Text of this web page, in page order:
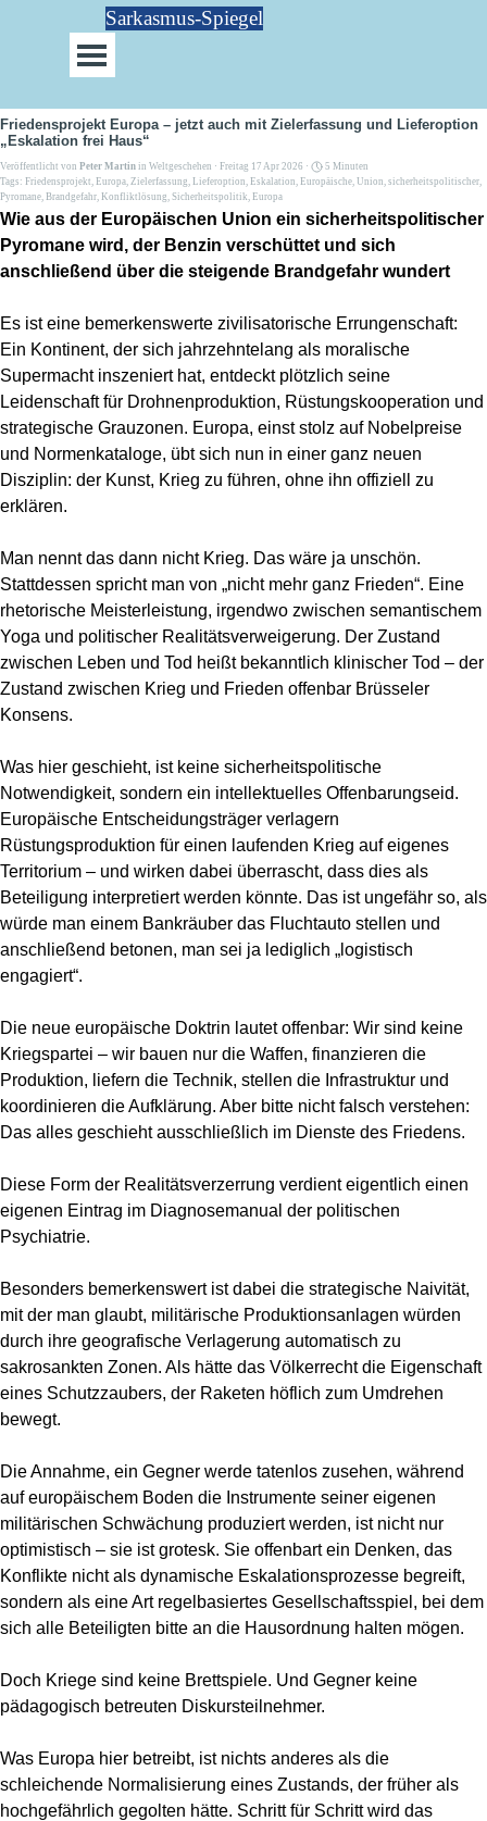
Direkt zum SeiteninhaltSarkasmus-Spiegel
Menü überspringen
Friedensprojekt Europa – jetzt auch mit Zielerfassung und Lieferoption
„Eskalation frei Haus“
Veröffentlicht von Peter Martin in Weltgeschehen · Freitag 17 Apr 2026 ·
5 Minuten
Tags: Friedensprojekt, Europa, Zielerfassung, Lieferoption, Eskalation, Europäische, Union, sicherheitspolitischer,
Pyromane, Brandgefahr, Konfliktlösung, Sicherheitspolitik, Europa
Wie aus der Europäischen Union ein sicherheitspolitischer
Pyromane wird, der Benzin verschüttet und sich
anschließend über die steigende Brandgefahr wundert
Es ist eine bemerkenswerte zivilisatorische Errungenschaft:
Ein Kontinent, der sich jahrzehntelang als moralische
Supermacht inszeniert hat, entdeckt plötzlich seine
Leidenschaft für Drohnenproduktion, Rüstungskooperation und
strategische Grauzonen. Europa, einst stolz auf Nobelpreise
und Normenkataloge, übt sich nun in einer ganz neuen
Disziplin: der Kunst, Krieg zu führen, ohne ihn offiziell zu
erklären.
Man nennt das dann nicht Krieg. Das wäre ja unschön.
Stattdessen spricht man von „nicht mehr ganz Frieden“. Eine
rhetorische Meisterleistung, irgendwo zwischen semantischem
Yoga und politischer Realitätsverweigerung. Der Zustand
zwischen Leben und Tod heißt bekanntlich klinischer Tod – der
Zustand zwischen Krieg und Frieden offenbar Brüsseler
Konsens.
Was hier geschieht, ist keine sicherheitspolitische
Notwendigkeit, sondern ein intellektuelles Offenbarungseid.
Europäische Entscheidungsträger verlagern
Rüstungsproduktion für einen laufenden Krieg auf eigenes
Territorium – und wirken dabei überrascht, dass dies als
Beteiligung interpretiert werden könnte. Das ist ungefähr so, als
würde man einem Bankräuber das Fluchtauto stellen und
anschließend betonen, man sei ja lediglich „logistisch
engagiert“.
Die neue europäische Doktrin lautet offenbar: Wir sind keine
Kriegspartei – wir bauen nur die Waffen, finanzieren die
Produktion, liefern die Technik, stellen die Infrastruktur und
koordinieren die Aufklärung. Aber bitte nicht falsch verstehen:
Das alles geschieht ausschließlich im Dienste des Friedens.
Diese Form der Realitätsverzerrung verdient eigentlich einen
eigenen Eintrag im Diagnosemanual der politischen
Psychiatrie.
Besonders bemerkenswert ist dabei die strategische Naivität,
mit der man glaubt, militärische Produktionsanlagen würden
durch ihre geografische Verlagerung automatisch zu
sakrosankten Zonen. Als hätte das Völkerrecht die Eigenschaft
eines Schutzzaubers, der Raketen höflich zum Umdrehen
bewegt.
Die Annahme, ein Gegner werde tatenlos zusehen, während
auf europäischem Boden die Instrumente seiner eigenen
militärischen Schwächung produziert werden, ist nicht nur
optimistisch – sie ist grotesk. Sie offenbart ein Denken, das
Konflikte nicht als dynamische Eskalationsprozesse begreift,
sondern als eine Art regelbasiertes Gesellschaftsspiel, bei dem
sich alle Beteiligten bitte an die Hausordnung halten mögen.
Doch Kriege sind keine Brettspiele. Und Gegner keine
pädagogisch betreuten Diskursteilnehmer.
Was Europa hier betreibt, ist nichts anderes als die
schleichende Normalisierung eines Zustands, der früher als
hochgefährlich gegolten hätte. Schritt für Schritt wird das